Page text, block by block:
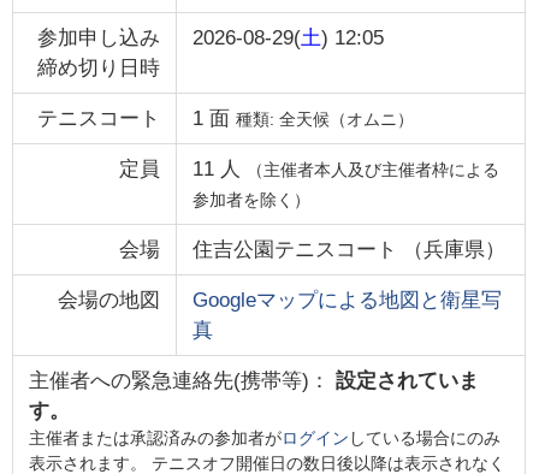
参加申し込み
締め切り日時
2026-08-29(土) 12:05
テニスコート 1面 種類: 全天候（オムニ）
定員 11 人
（主催者本人及び主催者枠による
参加者を除く）
会場 住吉公園テニスコート （兵庫県）
会場の地図
Googleマップによる地図と衛星写
真
主催者への緊急連絡先(携帯等)： 設定されていま
す。
主催者または承認済みの参加者がログイン している場合にのみ
表示されます。 テニスオフ開催日の数日後以降は表示されなく